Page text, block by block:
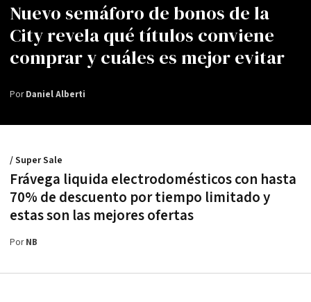
Nuevo semáforo de bonos de la
City revela qué títulos conviene
comprar y cuáles es mejor evitar
PorDaniel Alberti
Frávega liquida electrodomésticos con hasta
70% de descuento por tiempo limitado y
estas son las mejores ofertas
/ Super Sale
PorNB